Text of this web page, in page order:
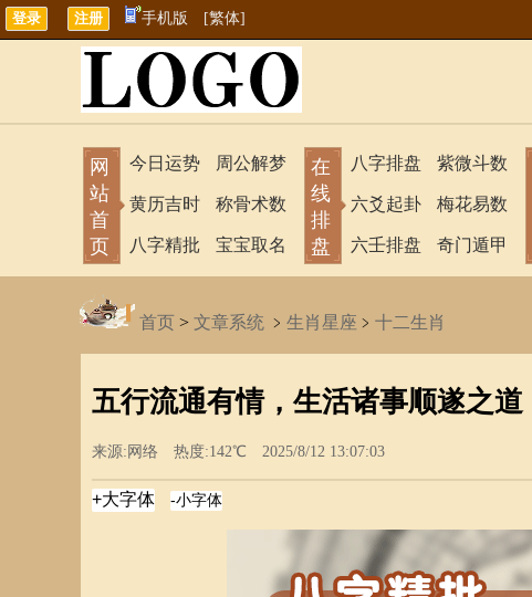
手机版 [繁体]
网
站
首
页
今日运势
黄历吉时
八字精批
周公解梦
称骨术数
宝宝取名
在
线
排
盘
八字排盘
六爻起卦
六壬排盘
紫微斗数
梅花易数
奇门遁甲
首页 > 文章系统 ﹥ 生肖星座 ﹥ 十二生肖
五行流通有情，生活诸事顺遂之道
来源:网络 热度:142℃ 2025/8/12 13:07:03